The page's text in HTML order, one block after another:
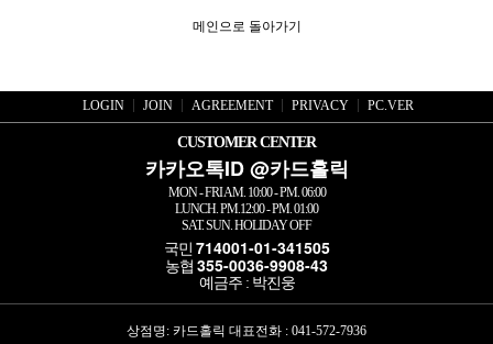
메인으로 돌아가기
LOGIN JOIN AGREEMENT PRIVACY PC.VER
CUSTOMER CENTER
카카오톡ID @카드홀릭
MON - FRI AM. 10:00 - PM. 06:00
LUNCH. PM.12:00 - PM. 01:00
SAT. SUN. HOLIDAY OFF
국민 714001-01-341505
농협 355-0036-9908-43
예금주 : 박진웅
상점명: 카드홀릭 대표전화 : 041-572-7936